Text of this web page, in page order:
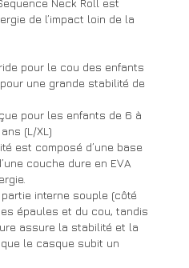
Neck Roll est
de l’impact loin de la
pour le cou des enfants
une grande stabilité de
pour les enfants de 6 à
(L/XL)
est composé d’une base
couche dure en EVA
interne souple (côté
épaules et du cou, tandis
assure la stabilité et la
le casque subit un